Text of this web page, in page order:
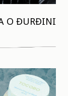
O ĐURĐINI